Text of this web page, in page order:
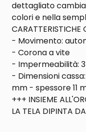
dettagliato
colori e nella
CARATTERISTICHE
- Movimento:
- Corona a vite
- Impermeabilità:
- Dimensioni
mm - spessore 11
+++ INSIEME
LA TELA DIPINTA